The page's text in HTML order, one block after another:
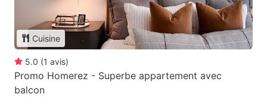
Cuisine
5.0 (1 avis)
Promo Homerez - Superbe appartement avec
balcon